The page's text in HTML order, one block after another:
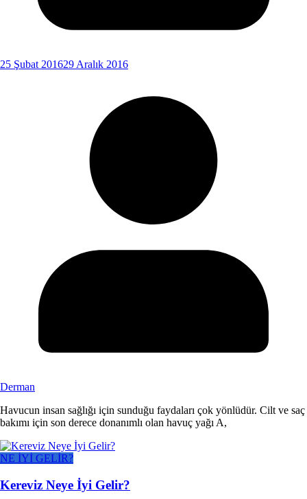
25 Şubat 201629 Aralık 2016
Derman
Havucun insan sağlığı için sunduğu faydaları çok yönlüdür. Cilt ve saç
bakımı için son derece donanımlı olan havuç yağı A,
NE İYİ GELİR?
Kereviz Neye İyi Gelir?